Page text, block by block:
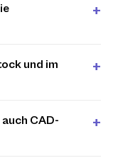
und im
CAD-